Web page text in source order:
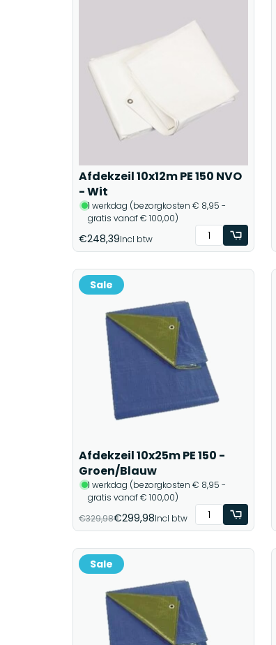
Afdekzeil 10x12m PE 150 NVO
- Wit
1 werkdag (bezorgkosten € 8,95 -
gratis vanaf € 100,00)
€248,39Incl btw
Sale
Afdekzeil 10x25m PE 150 -
Groen/Blauw
1 werkdag (bezorgkosten € 8,95 -
gratis vanaf € 100,00)
€329,98€299,98Incl btw
Sale